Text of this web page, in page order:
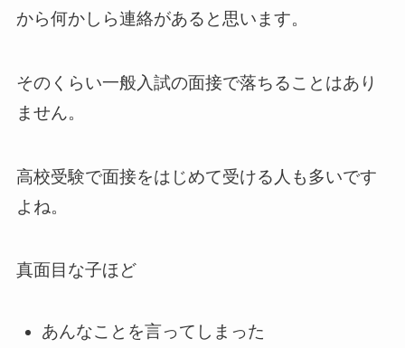
から何かしら連絡があると思います。
そのくらい一般入試の面接で落ちることはあり
ません。
高校受験で面接をはじめて受ける人も多いです
よね。
真面目な子ほど
あんなことを言ってしまった